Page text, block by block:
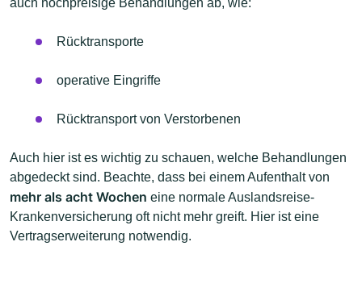
Rücktransporte
operative Eingriffe
Rücktransport von Verstorbenen
Auch hier ist es wichtig zu schauen, welche Behandlungen
abgedeckt sind. Beachte, dass bei einem Aufenthalt von
mehr als acht Wochen eine normale Auslandsreise-
Krankenversicherung oft nicht mehr greift. Hier ist eine
Vertragserweiterung notwendig.